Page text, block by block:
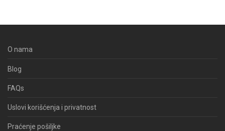
O nama
Blog
FAQs
Uslovi korišćenja i privatnost
Praćenje pošiljke